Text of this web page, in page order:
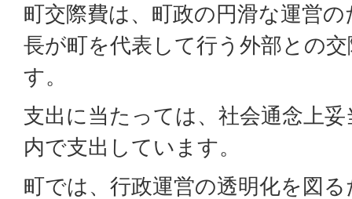
町交際費は、町政の円滑な運営
長が町を代表して行う外部との
す。
支出に当たっては、社会通念上
内で支出しています。
町では、行政運営の透明化を図